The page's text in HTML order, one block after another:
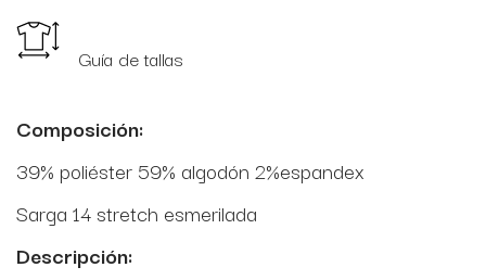
Guía de tallas
Composición:
39% poliéster 59% algodón 2%espandex
Sarga 14 stretch esmerilada
Descripción: